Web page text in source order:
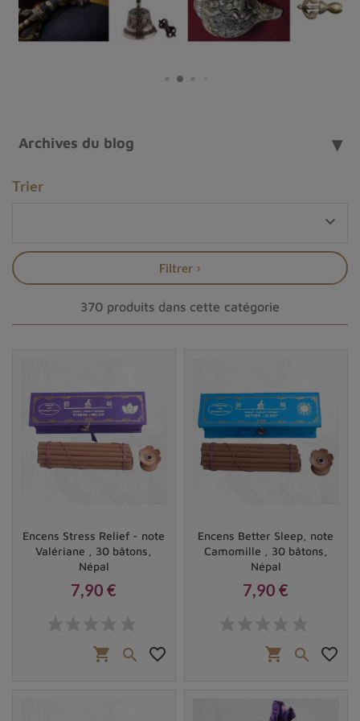
Archives du blog
Trier

Filtrer
370 produits dans cette catégorie
Encens Stress Relief - note
Valériane , 30 bâtons,
Népal
7,90 €
shopping_cart  favorite_border
Encens Better Sleep, note
Camomille , 30 bâtons,
Népal
7,90 €
shopping_cart  favorite_border